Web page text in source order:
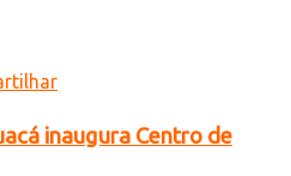
inaugura Centro de